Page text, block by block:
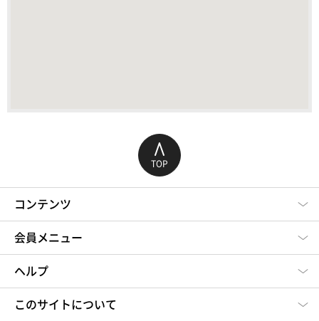
コンテンツ
会員メニュー
ヘルプ
このサイトについて
TOP